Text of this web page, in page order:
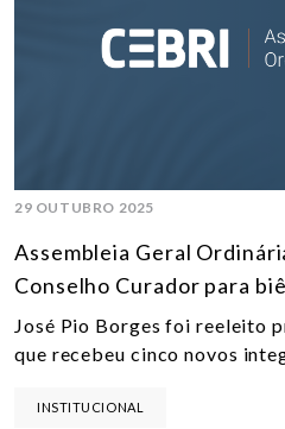
29 OUTUBRO 2025
Assembleia Geral
Conselho Curador para
José Pio Borges foi reeleito
que recebeu cinco novos
INSTITUCIONAL